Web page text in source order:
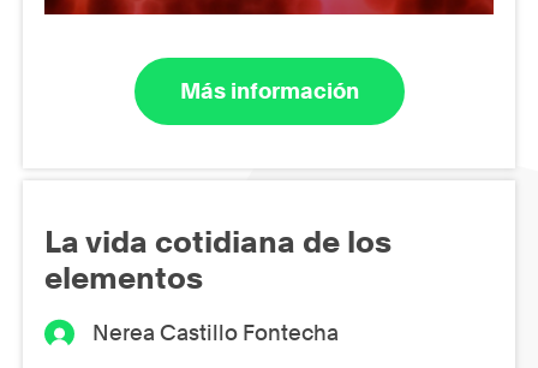
Más información
La vida cotidiana de los
elementos
Nerea Castillo Fontecha